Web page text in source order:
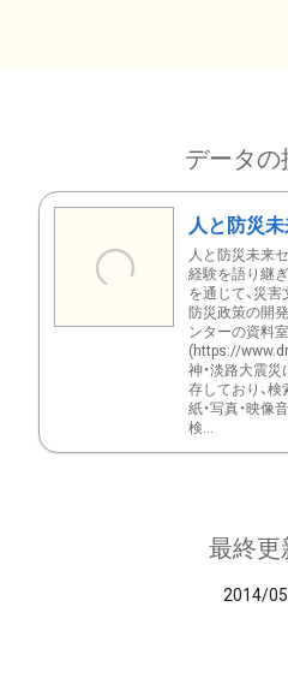
データの
人と防災
人と防災未来
経験を語り継
を通じて、災害
防災政策の開
ンターの資料室
(https://
神・淡路大震
存しており、検
紙・写真・映像
検...
最終更
2014/